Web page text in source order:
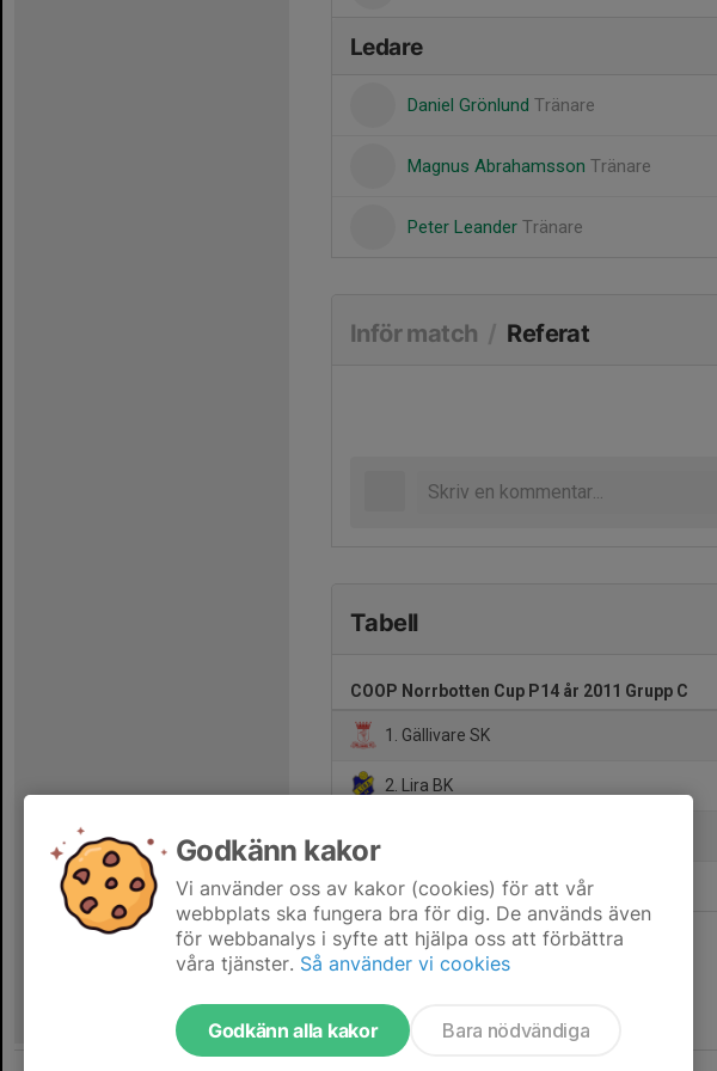
Ledare
Daniel Grönlund Tränare
Magnus Abrahamsson Tränare
Peter Leander Tränare
Inför match Referat
Tabell
COOP Norrbotten Cup P14 år 2011 Grupp C
1. Gällivare SK
2. Lira BK
4. Sävast AIF
Godkänn kakor
Vi använder oss av kakor (cookies) för att vår
webbplats ska fungera bra för dig. De används även
för webbanalys i syfte att hjälpa oss att förbättra
våra tjänster. Så använder vi cookies
Godkänn alla kakor Bara nödvändiga